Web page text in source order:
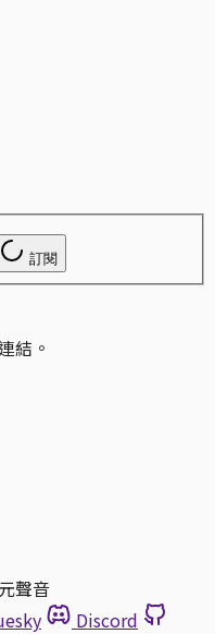
訂閱
結。
聲音
Discord